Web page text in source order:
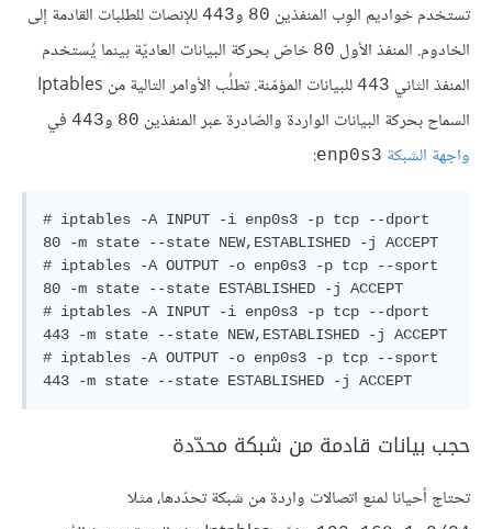
تستخدم خواديم الوِب المنفذين 80 و443 للإنصات للطلبات القادمة إلى
الخادوم. المنفذ الأول 80 خاصّ بحركة البيانات العاديّة بينما يُستخدم
المنفذ الثاني 443
للبيانات المؤمّنة. تطلُب الأوامر التالية من Iptables
السماح بحركة البيانات الواردة والصّادرة عبر المنفذين 80 و443 في
واجهة الشبكة enp0s3
:
# iptables -A INPUT -i enp0s3 -p tcp --dport
80 -m state --state NEW,ESTABLISHED -j ACCEPT
# iptables -A OUTPUT -o enp0s3 -p tcp --sport
80 -m state --state ESTABLISHED -j ACCEPT
# iptables -A INPUT -i enp0s3 -p tcp --dport
443 -m state --state NEW,ESTABLISHED -j ACCEPT
# iptables -A OUTPUT -o enp0s3 -p tcp --sport
443 -m state --state ESTABLISHED -j ACCEPT
حجب بيانات قادمة من شبكة محدّدة
تحتاج أحيانا لمنع اتصالات واردة من شبكة تحدّدها، مثلا